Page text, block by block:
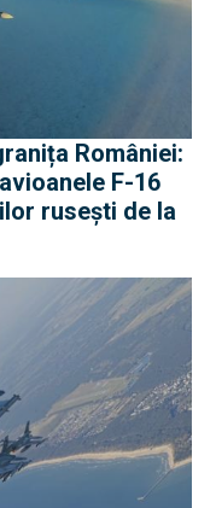
României:
F-16
rusești de la